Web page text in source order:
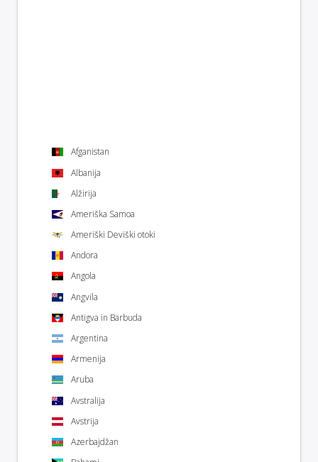
Afganistan
Albanija
Alžirija
Ameriška Samoa
Ameriški Deviški otoki
Andora
Angola
Angvila
Antigva in Barbuda
Argentina
Armenija
Aruba
Avstralija
Avstrija
Azerbajdžan